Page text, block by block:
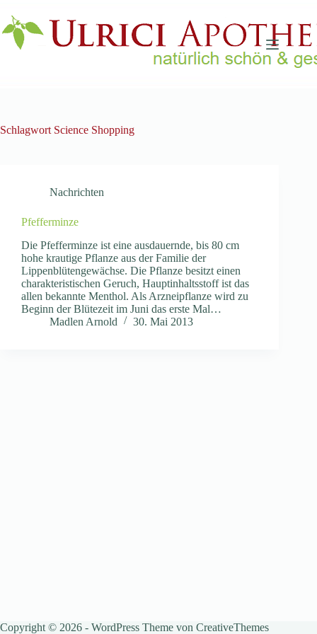
Inhalt
springen
Schlagwort Science Shopping
Nachrichten
Pfefferminze
Die Pfefferminze ist eine ausdauernde, bis 80 cm
hohe krautige Pflanze aus der Familie der
Lippenblütengewächse. Die Pflanze besitzt einen
charakteristischen Geruch, Hauptinhaltsstoff ist das
allen bekannte Menthol. Als Arzneipflanze wird zu
Beginn der Blütezeit im Juni das erste Mal…
Madlen Arnold
30. Mai 2013
Copyright © 2026 - WordPress Theme von CreativeThemes